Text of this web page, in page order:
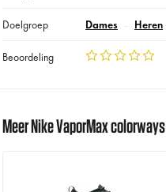
Doelgroep Dames Heren
Beoordeling
Meer Nike VaporMax colorways